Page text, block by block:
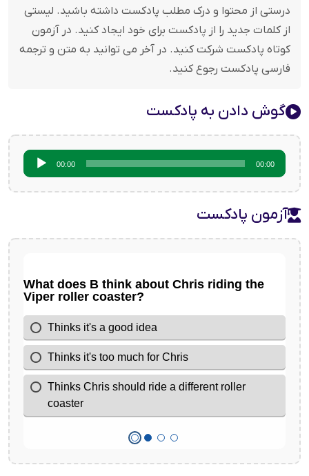
درستی از محتوا و درک مطلب پادکست داشته باشید. لیستی
از کلمات جدید را از پادکست برای خود ایجاد کنید. در آزمون
کوتاه پادکست شرکت کنید. در آخر می توانید به متن و ترجمه
فارسی پادکست رجوع کنید.
گوش دادن به پادکست
صوت
00:00 00:00
آزمون پادکست